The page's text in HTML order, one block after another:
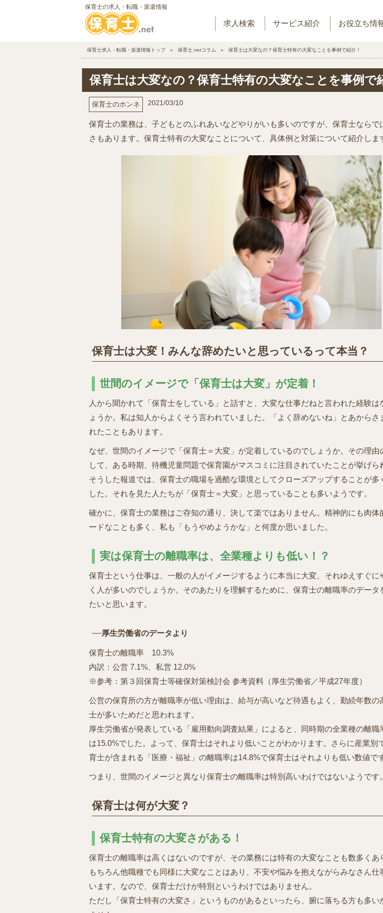
保育士の求人・転職・派遣情報
求人検索 サービス紹介 お役立ち情
保育士求人・転職・派遣情報トップ 保育士.netコラム 保育士は大変なの？保育士特有の大変なことを事例で紹介！
保育士は大変なの？保育士特有の大変なことを事例で
保育士のホンネ 2021/03/10
保育士の業務は、子どもとのふれあいなどやりがいも多いのですが、保育士ならで
さもあります。保育士特有の大変なことについて、具体例と対策について紹介しま
保育士は大変！みんな辞めたいと思っているって本当？
世間のイメージで「保育士は大変」が定着！
人から聞かれて「保育士をしている」と話すと、大変な仕事だねと言われた経験は
ょうか。私は知人からよくそう言われていました。「よく辞めないね」とあからさ
れたこともあります。
なぜ、世間のイメージで「保育士＝大変」が定着しているのでしょうか。その理由
して、ある時期、待機児童問題で保育園がマスコミに注目されていたことが挙げら
そうした報道では、保育士の職場を過酷な環境としてクローズアップすることが多
した。それを見た人たちが「保育士＝大変」と思っていることも多いようです。
確かに、保育士の業務はご存知の通り、決して楽ではありません。精神的にも肉体
ードなことも多く、私も「もうやめようかな」と何度か思いました。
実は保育士の離職率は、全業種よりも低い！？
保育士という仕事は、一般の人がイメージするように本当に大変、それゆえすぐに
く人が多いのでしょうか。そのあたりを理解するために、保育士の離職率のデータ
たいと思います。
厚生労働省のデータより
保育士の離職率 10.3%
内訳：公営 7.1%、私営 12.0%
※参考：第３回保育士等確保対策検討会 参考資料（厚生労働省／平成27年度）
公営の保育所の方が離職率が低い理由は、給与が高いなど待遇もよく、勤続年数の
士が多いためだと思われます。
厚生労働省が発表している「雇用動向調査結果」によると、同時期の全業種の離職
は15.0%でした。よって、保育士はそれより低いことがわかります。さらに産業別
育士が含まれる「医療・福祉」の離職率は14.8%で保育士はそれよりも低い数値で
つまり、世間のイメージと異なり保育士の離職率は特別高いわけではないようです。
保育士は何が大変？
保育士特有の大変さがある！
保育士の離職率は高くはないのですが、その業務には特有の大変なことも数多くあ
もちろん他職種でも同様に大変なことはあり、不安や悩みを抱えながらみなさん仕
います。なので、保育士だけが特別というわけではありません。
ただし「保育士特有の大変さ」というものがあるといったら、腑に落ちる方も多い